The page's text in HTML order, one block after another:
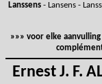
Lanssens- Lansens -
»»» voor elke
Ernest J. F.